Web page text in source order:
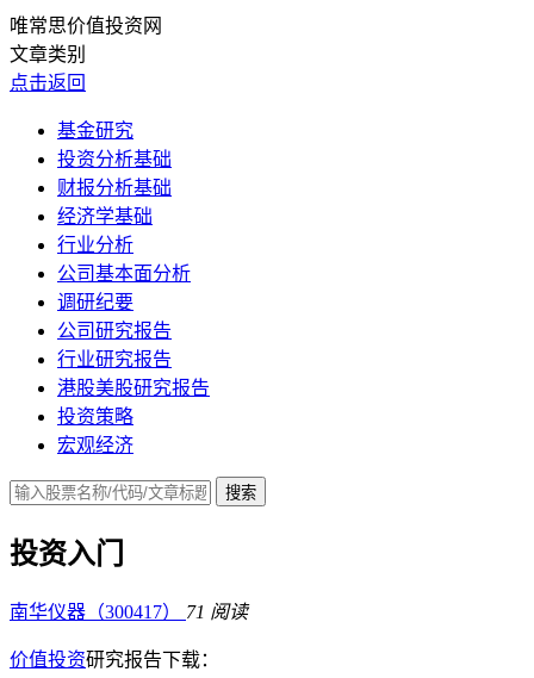
唯常思价值投资网
文章类别
点击返回
基金研究
投资分析基础
财报分析基础
经济学基础
行业分析
公司基本面分析
调研纪要
公司研究报告
行业研究报告
港股美股研究报告
投资策略
宏观经济
投资入门
南华仪器（300417） 71 阅读
价值投资研究报告下载：